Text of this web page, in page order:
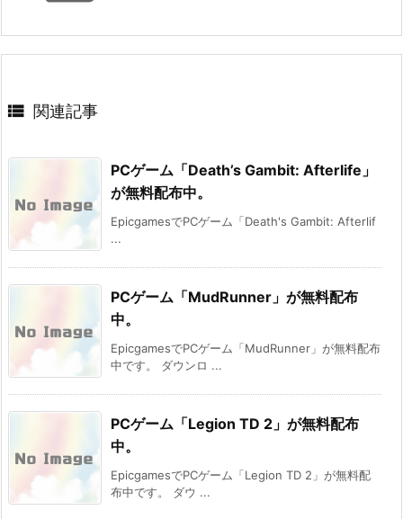
 関連記事
PCゲーム「Death’s Gambit: Afterlife」
が無料配布中。
EpicgamesでPCゲーム「Death's Gambit: Afterlif
...
PCゲーム「MudRunner」が無料配布
中。
EpicgamesでPCゲーム「MudRunner」が無料配布
中です。 ダウンロ ...
PCゲーム「Legion TD 2」が無料配布
中。
EpicgamesでPCゲーム「Legion TD 2」が無料配
布中です。 ダウ ...